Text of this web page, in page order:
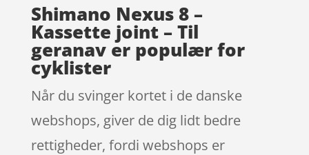
Shimano Nexus 8 –
Kassette joint – Til
geranav er populær for
cyklister
Når du svinger kortet i de danske
webshops, giver de dig lidt bedre
rettigheder, fordi webshops er